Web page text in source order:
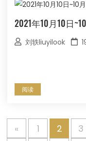
2021年10月10日
刘轶liuyilook
阅读
« 1 2 3